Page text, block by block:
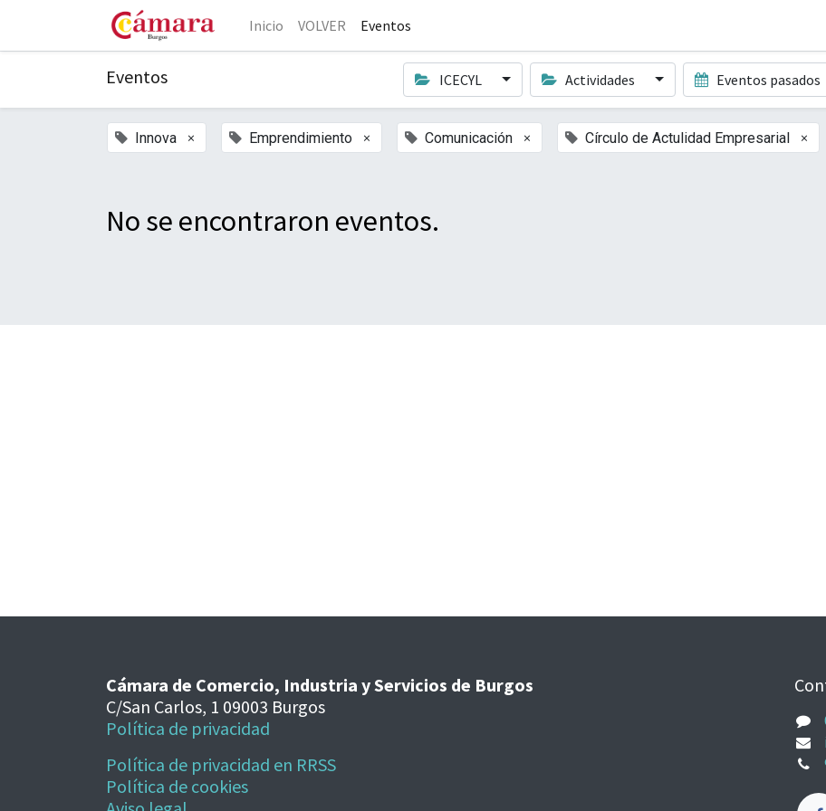
Inicio VOLVER Eventos
Eventos ICECYL Actividades Eventos pasados
Innova × Emprendimiento × Comunicación × Círculo de Actulidad Empresarial ×
No se encontraron eventos.
Cámara de Comercio, Industria y Servicios de Burgos
C/San Carlos, 1 09003 Burgos
Política de privacidad
Política de privacidad en RRSS
Política de cookies